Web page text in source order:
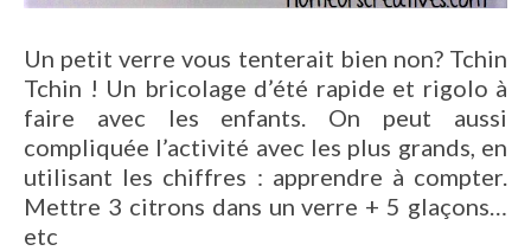
Un petit verre vous tenterait bien non? Tchin
Tchin ! Un bricolage d’été rapide et rigolo à
faire avec les enfants. On peut aussi
compliquée l’activité avec les plus grands, en
utilisant les chiffres : apprendre à compter.
Mettre 3 citrons dans un verre + 5 glaçons…
etc